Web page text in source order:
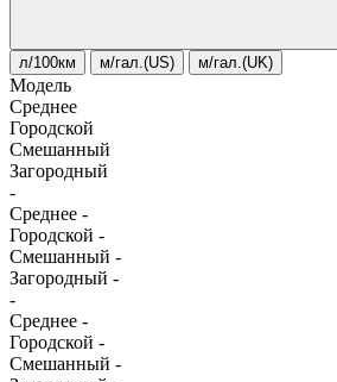
л/100км м/гал.(US) м/гал.(UK)
Модель
Среднее
Городской
Смешанный
Загородный
-
Среднее -
Городской -
Смешанный -
Загородный -
-
Среднее -
Городской -
Смешанный -